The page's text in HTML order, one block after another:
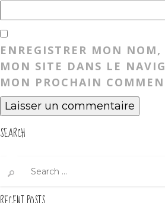
ENREGISTRER MON
MON SITE DANS LE
MON PROCHAIN
SEARCH
for: